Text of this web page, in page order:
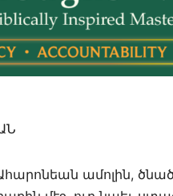
ամոլին,